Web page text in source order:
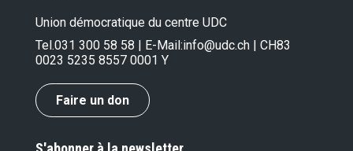
Union démocratique du centre UDC
Tel.031 300 58 58 | E-Mail:info@udc.ch | CH83
0023 5235 8557 0001 Y
Faire un don